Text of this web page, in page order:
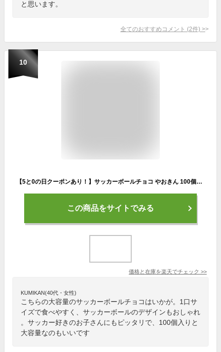
と思います。
全てのおすすめコメント (2件) >
10
【5と0の日クーポンあり！】サッカーボールチョコ やおきん 100個入 サッカーボールのチョコ サッカー スポーツボールチョコ ゴールドとホワイトのボール 一口サイズ 懐かしの 駄菓子 お菓子 通販 おやつ 子供会 イベント 景品 お祭り くじ引き 縁日 バレンタイン
この商品をサイトでみる
価格と在庫を楽天でチェック >>
KUMIKAN(40代・女性)
こちらの大容量のサッカーボールチョコはいかが。1口サ
イズで食べやすく、サッカーボールのデザインもおしゃれ
。サッカー好きのお子さんにもピッタリで、100個入りと
大容量なのもいいです